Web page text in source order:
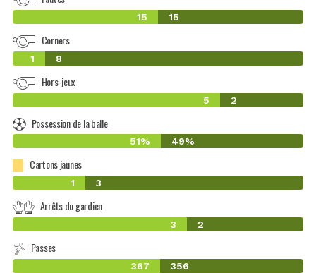
15 15
Corners
1 8
Hors-jeux
5 2
Possession de la balle
51% 49%
Cartons jaunes
1 3
Arrêts du gardien
3 2
Passes
367 356